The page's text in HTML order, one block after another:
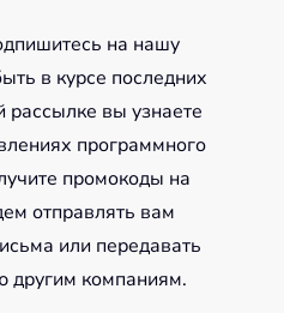
на нашу
в курсе последних
рассылке вы узнаете
программного
промокоды на
отправлять вам
или передавать
компаниям.